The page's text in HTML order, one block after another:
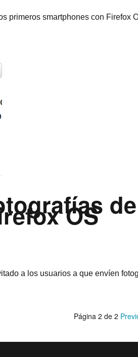
primeros smartphones con
OS
a los usuarios a que enví­en
Página 2 de 2